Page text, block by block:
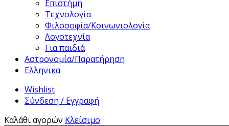
Επιστήμη
Τεχνολογία
Φιλοσοφία/Κοινωνιολογία
Λογοτεχνία
Για παιδιά
Αστρονομία/Παρατήρηση
Ελληνικα
Wishlist
Σύνδεση / Εγγραφή
Καλάθι αγορών Κλείσιμο